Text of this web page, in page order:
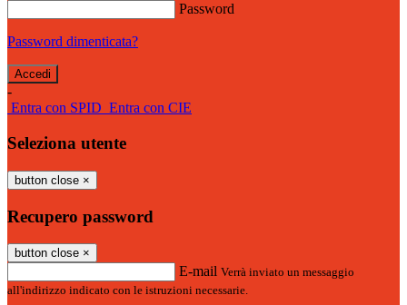
Password
Password dimenticata?
-
Entra con SPID Entra con CIE
Seleziona utente
button close ×
Recupero password
button close ×
E-mail Verrà inviato un messaggio
all'indirizzo indicato con le istruzioni necessarie.